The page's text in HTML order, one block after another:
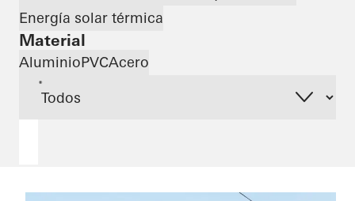
Energía solar térmica
Material
AluminioPVCAcero
*